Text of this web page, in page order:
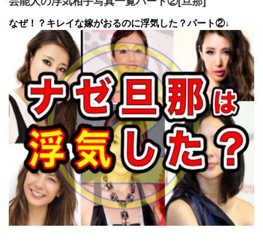
なぜ！？キレイな嫁がおるのに浮気した？パート②↓